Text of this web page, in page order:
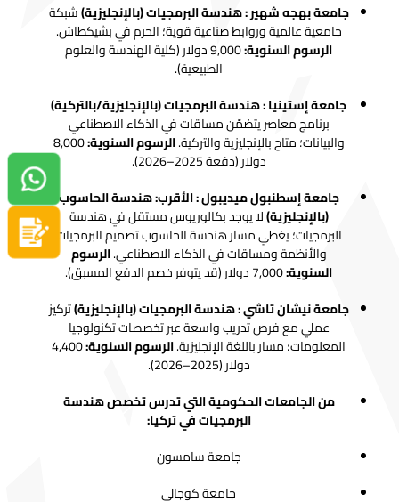
جامعة بهجه شهير: هندسة البرمجيات (بالإنجليزية)شبكة
جامعية عالمية وروابط صناعية قوية؛ الحرم في بشيكطاش.
الرسوم السنوية:
9,000 دولار (كلية الهندسة والعلوم
الطبيعية).
جامعة إستينيا : هندسة البرمجيات (بالإنجليزية/بالتركية)
برنامج معاصر يتضمّن مساقات في الذكاء الاصطناعي
والبيانات؛ متاح بالإنجليزية والتركية.الرسوم السنوية:8,000
دولار (دفعة 2025–2026).
جامعة إسطنبول ميديبول : الأقرب: هندسة الحاسوب
(بالإنجليزية)لا يوجد بكالوريوس مستقل في هندسة
البرمجيات؛ يغطي مسار هندسة الحاسوب تصميم البرمجيات
والأنظمة ومساقات في الذكاء الاصطناعي.الرسوم
السنوية:
جامعة نيشان تاشي: هندسة البرمجيات (بالإنجليزية)تركيز
عملي مع فرص تدريب واسعة عبر تخصصات تكنولوجيا
المعلومات؛ مسار باللغة الإنجليزية.الرسوم السنوية:4,400
دولار (2025–2026).
من الجامعات الحكومية التي تدرس تخصص هندسة
البرمجيات في تركيا:
جامعة سامسون
جامعة كوجالي
سجل الآن